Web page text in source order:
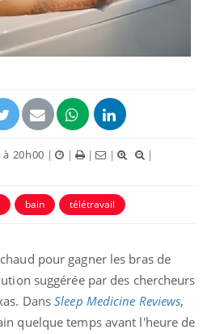
20h00 | | | |
|
bain télétravail
chaud pour gagner les bras de
suggérée par des chercheurs
DansSleep Medicine Reviews,
quelque temps avant l'heure de